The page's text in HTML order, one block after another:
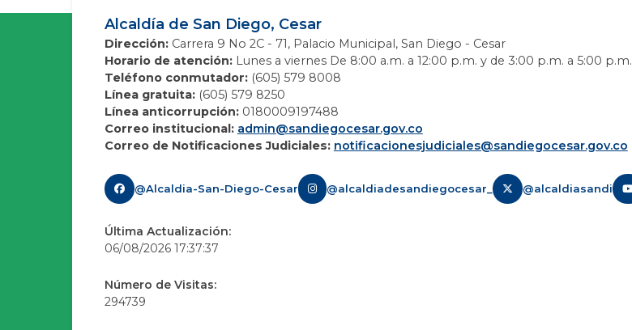
Alcaldía de San Diego, Cesar
Dirección:Carrera 9 No 2C - 71, Palacio Municipal, San Diego - Cesar
Horario de atención:Lunes a viernes De 8:00 a.m. a 12:00 p.m. y de 3:00 p.m. a 5:00 p.m.
Teléfono conmutador:(605) 579 8008
Línea gratuita:(605) 579 8250
Línea anticorrupción:0180009197488
Correo institucional: admin@sandiegocesar.gov.co
Correo de Notificaciones Judiciales: notificacionesjudiciales@sandiegocesar.gov.co
@Alcaldia-San-Diego-Cesar @alcaldiadesandiegocesar_ @alcaldiasandi
Última Actualización:
06/08/2026 17:37:37
Número de Visitas:
294739